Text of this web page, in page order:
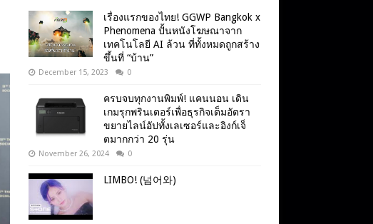
เรื่องแรกของไทย! GGWP Bangkok x
Phenomena ปั้นหนังโฆษณาจาก
เทคโนโลยี AI ล้วน ที่ทั้งหมดถูกสร้าง
ขึ้นที่ “บ้าน”
December 15, 2023 0
ครบจบทุกงานพิมพ์! แคนนอน เดิน
เกมรุกพรินเตอร์เพื่อธุรกิจเต็มอัตรา
ขยายไลน์อัปทั้งเลเซอร์และอิงก์เจ็
ตมากกว่า 20 รุ่น
November 26, 2024 0
LIMBO! (넘어와)